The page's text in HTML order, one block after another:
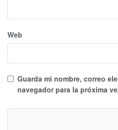
Web
Guarda mi nombre, correo
navegador para la próxima